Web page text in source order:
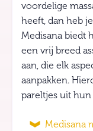
voordelige
heeft, dan heb
Medisana biedt
een vrij breed
aan, die elk
aanpakken.
pareltjes uit
Medisana